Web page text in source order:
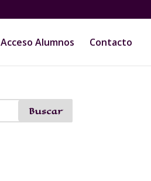
Acceso Alumnos Contacto